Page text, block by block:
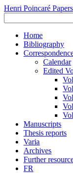
Henri Poincaré Papers
Home
Bibliography
Calendar
Edited
Manuscripts
Thesis reports
Varia
Archives
Further
FR